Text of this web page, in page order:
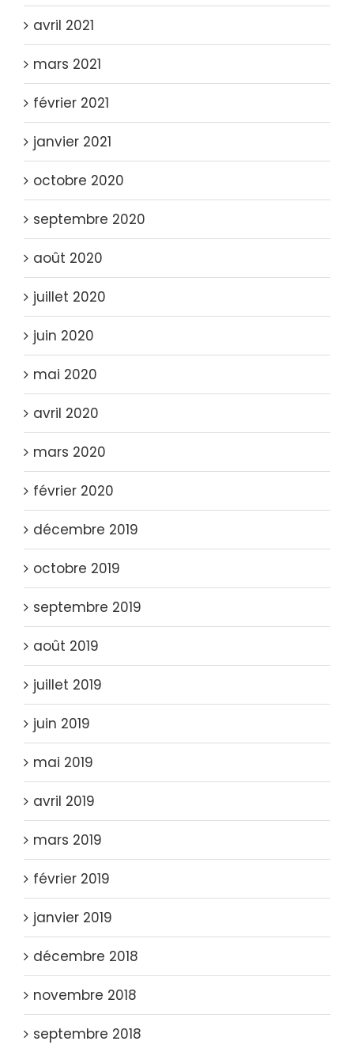
avril 2021
mars 2021
février 2021
janvier 2021
octobre 2020
septembre 2020
août 2020
juillet 2020
juin 2020
mai 2020
avril 2020
mars 2020
février 2020
décembre 2019
octobre 2019
septembre 2019
août 2019
juillet 2019
juin 2019
mai 2019
avril 2019
mars 2019
février 2019
janvier 2019
décembre 2018
novembre 2018
septembre 2018